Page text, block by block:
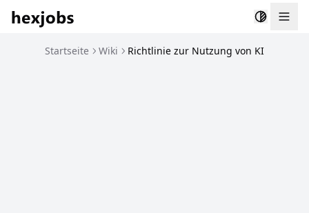
Startseite Wiki Richtlinie zur Nutzung von KI